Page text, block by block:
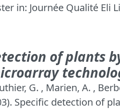
in: Journée Qualité Eli
of plants
G. , Marien, A. ,
Specific detection of